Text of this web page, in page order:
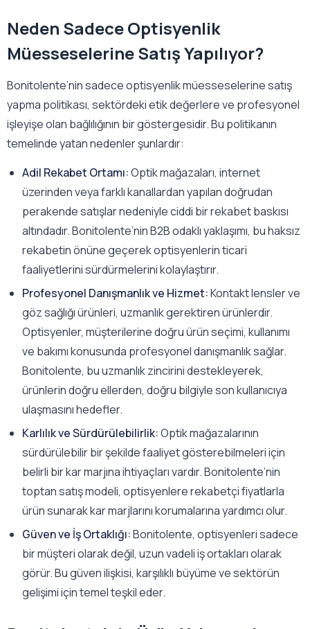
Neden Sadece Optisyenlik
Müesseselerine Satış Yapılıyor?
Bonitolente’nin sadece optisyenlik müesseselerine satış
yapma politikası, sektördeki etik değerlere ve profesyonel
işleyişe olan bağlılığının bir göstergesidir. Bu politikanın
temelinde yatan nedenler şunlardır:
Adil Rekabet Ortamı:Optik mağazaları, internet
üzerinden veya farklı kanallardan yapılan doğrudan
perakende satışlar nedeniyle ciddi bir rekabet baskısı
altındadır. Bonitolente’nin B2B odaklı yaklaşımı, bu haksız
rekabetin önüne geçerek optisyenlerin ticari
faaliyetlerini sürdürmelerini kolaylaştırır.
Profesyonel Danışmanlık ve Hizmet:Kontakt lensler ve
göz sağlığı ürünleri, uzmanlık gerektiren ürünlerdir.
Optisyenler, müşterilerine doğru ürün seçimi, kullanımı
ve bakımı konusunda profesyonel danışmanlık sağlar.
Bonitolente, bu uzmanlık zincirini destekleyerek,
ürünlerin doğru ellerden, doğru bilgiyle son kullanıcıya
ulaşmasını hedefler.
Karlılık ve Sürdürülebilirlik:Optik mağazalarının
sürdürülebilir bir şekilde faaliyet gösterebilmeleri için
belirli bir kar marjına ihtiyaçları vardır. Bonitolente’nin
toptan satış modeli, optisyenlere rekabetçi fiyatlarla
ürün sunarak kar marjlarını korumalarına yardımcı olur.
Güven ve İş Ortaklığı:Bonitolente, optisyenleri sadece
bir müşteri olarak değil, uzun vadeli iş ortakları olarak
görür. Bu güven ilişkisi, karşılıklı büyüme ve sektörün
gelişimi için temel teşkil eder.